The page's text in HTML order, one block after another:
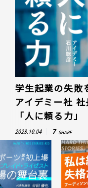
学生起業の失敗
アイデミー社
「人に頼る力」
2023.10.04 7 SHARE